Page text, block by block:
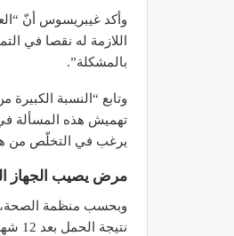
وأكد غيبريسوس أنّ
اللازمة له نقصا في
بالمشكلة”.
وتابع “النسبة
تهميش هذه المسألة في
يرغب في التخلّص من
مرض يصيب الجهاز
وبحسب منظمة الصحة،